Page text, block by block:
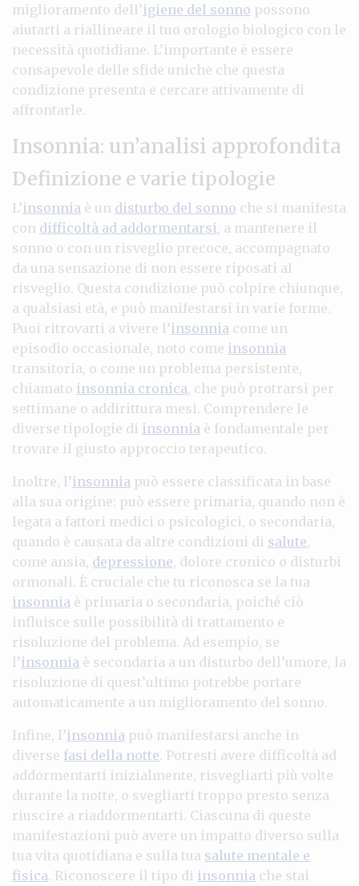
miglioramento dell’igiene del sonno possono
aiutarti a riallineare il tuo orologio biologico con le
necessità quotidiane. L’importante è essere
consapevole delle sfide uniche che questa
condizione presenta e cercare attivamente di
affrontarle.
Insonnia: un’analisi approfondita
Definizione e varie tipologie
L’insonnia è un disturbo del sonno che si manifesta
con difficoltà ad addormentarsi, a mantenere il
sonno o con un risveglio precoce, accompagnato
da una sensazione di non essere riposati al
risveglio. Questa condizione può colpire chiunque,
a qualsiasi età, e può manifestarsi in varie forme.
Puoi ritrovarti a vivere l’insonnia come un
episodio occasionale, noto come insonnia
transitoria, o come un problema persistente,
chiamato insonnia cronica, che può protrarsi per
settimane o addirittura mesi. Comprendere le
diverse tipologie di insonnia è fondamentale per
trovare il giusto approccio terapeutico.
Inoltre, l’insonnia può essere classificata in base
alla sua origine: può essere primaria, quando non è
legata a fattori medici o psicologici, o secondaria,
quando è causata da altre condizioni di salute,
come ansia, depressione, dolore cronico o disturbi
ormonali. È cruciale che tu riconosca se la tua
insonnia è primaria o secondaria, poiché ciò
influisce sulle possibilità di trattamento e
risoluzione del problema. Ad esempio, se
l’insonnia è secondaria a un disturbo dell’umore, la
risoluzione di quest’ultimo potrebbe portare
automaticamente a un miglioramento del sonno.
Infine, l’insonnia può manifestarsi anche in
diverse fasi della notte. Potresti avere difficoltà ad
addormentarti inizialmente, risvegliarti più volte
durante la notte, o svegliarti troppo presto senza
riuscire a riaddormentarti. Ciascuna di queste
manifestazioni può avere un impatto diverso sulla
tua vita quotidiana e sulla tua salute mentale e
fisica. Riconoscere il tipo di insonnia che stai